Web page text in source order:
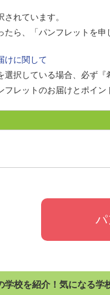
れています。
たら、「パンフレットを申
けに関して
択している場合、必ず
フレットのお届けとポイ
パ
学校を紹介！気になる